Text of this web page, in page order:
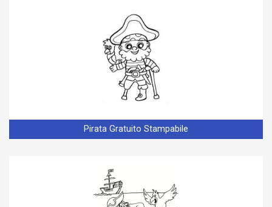
Pirata Gratuito Stampabile